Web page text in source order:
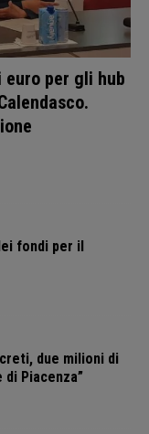
euro per gli hub
fondi per il
due milioni di
Piacenza”